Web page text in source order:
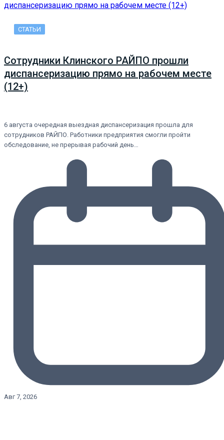
СТАТЬИ
Сотрудники Клинского РАЙПО прошли
диспансеризацию прямо на рабочем месте
(12+)
6 августа очередная выездная диспансеризация прошла для
сотрудников РАЙПО. Работники предприятия смогли пройти
обследование, не прерывая рабочий день…
Авг 7, 2026